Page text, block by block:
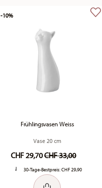
Frühlingsvasen Weiss
Vase 20 cm
CHF 29,70Price reduced
CHF 33,00to
30-Tage-Bestpreis:CHF 29,90
-10%